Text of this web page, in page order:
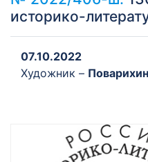
историко-
07.10.2022
Художник –